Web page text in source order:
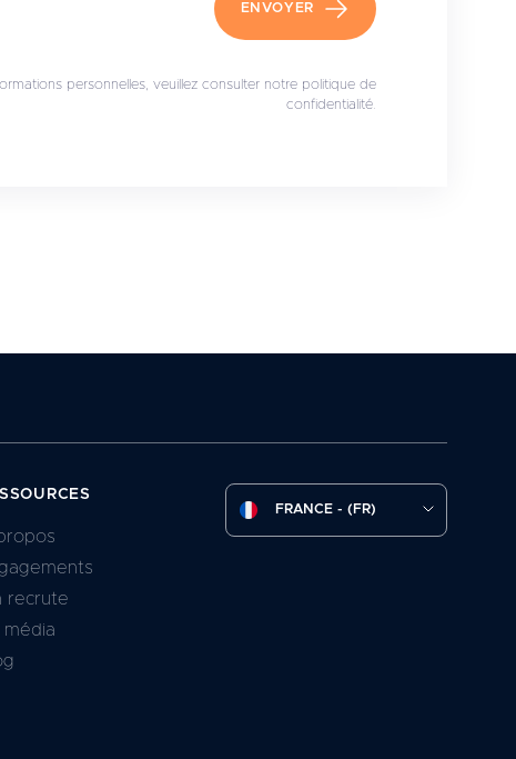
ENVOYER
personnelles, veuillez consulter notre politique de
confidentialité.
recrute
média
FRANCE - (FR)